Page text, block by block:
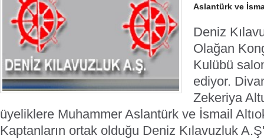
Aslantürk ve
Deniz
Olağan
Kulübü
ediyor.
Zekeriya
üyeliklere Muhammer Aslantürk ve İsmail
Kaptanların ortak olduğu Deniz Kılavuzluk